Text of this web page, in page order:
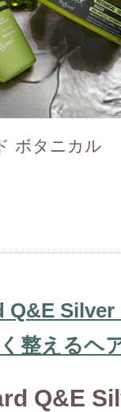
ボタニカル
Q&E
整えるヘ
Q&E